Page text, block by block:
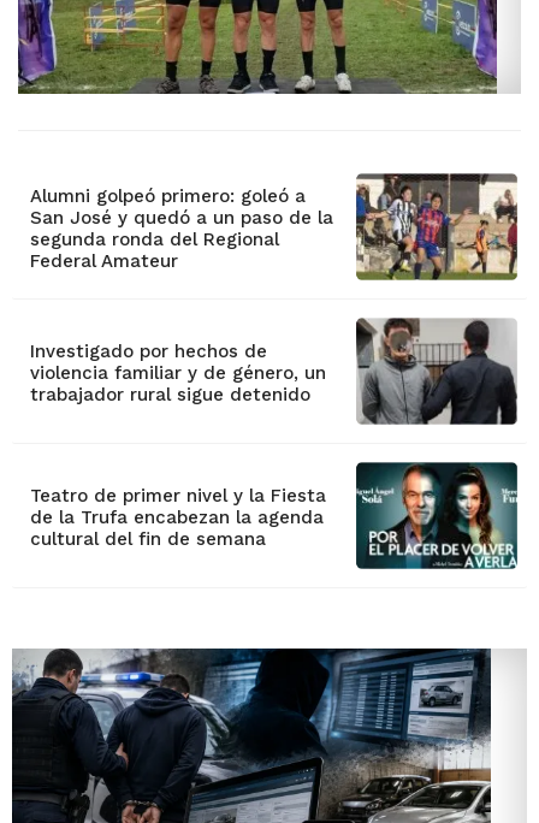
Alumni golpeó primero: goleó a
San José y quedó a un paso de la
segunda ronda del Regional
Federal Amateur
Investigado por hechos de
violencia familiar y de género, un
trabajador rural sigue detenido
Teatro de primer nivel y la Fiesta
de la Trufa encabezan la agenda
cultural del fin de semana